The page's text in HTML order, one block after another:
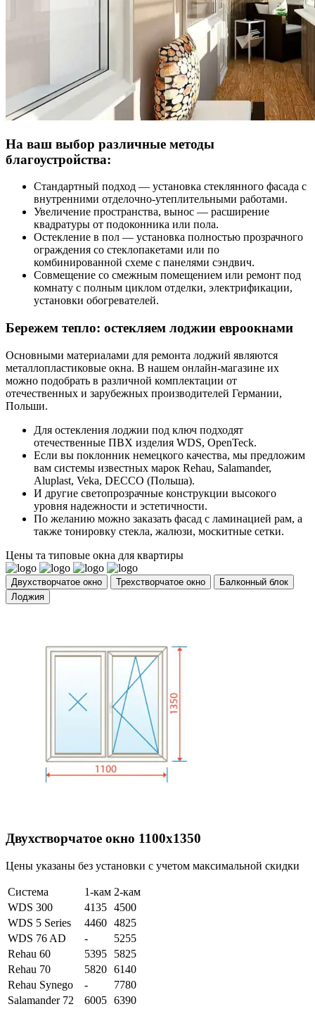
На ваш выбор различные методы
благоустройства:
Стандартный подход — установка стеклянного фасада с
внутренними отделочно-утеплительными работами.
Увеличение пространства, вынос — расширение
квадратуры от подоконника или пола.
Остекление в пол — установка полностью прозрачного
ограждения со стеклопакетами или по
комбинированной схеме с панелями сэндвич.
Совмещение со смежным помещением или ремонт под
комнату с полным циклом отделки, электрификации,
установки обогревателей.
Бережем тепло: остекляем лоджии евроокнами
Основными материалами для ремонта лоджий являются
металлопластиковые окна. В нашем онлайн-магазине их
можно подобрать в различной комплектации от
отечественных и зарубежных производителей Германии,
Польши.
Для остекления лоджии под ключ подходят
отечественные ПВХ изделия WDS, OpenTeck.
Если вы поклонник немецкого качества, мы предложим
вам системы известных марок Rehau, Salamander,
Aluplast, Veka, DECCO (Польша).
И другие светопрозрачные конструкции высокого
уровня надежности и эстетичности.
По желанию можно заказать фасад с ламинацией рам, а
также тонировку стекла, жалюзи, москитные сетки.
Цены та типовые окна для квартиры
Двухстворчатое окно Трехстворчатое окно
Балконный блок
Лоджия
Двухстворчатое окно 1100х1350
Цены указаны без установки с учетом максимальной скидки
Система 1-кам 2-кам
WDS 300
4135 4500
WDS 5 Series
4460 4825
WDS 76 AD
-
5255
Rehau 60
5395
5825
Rehau 70
5820 6140
Rehau Synego
-
7780
Salamander 72
6005 6390